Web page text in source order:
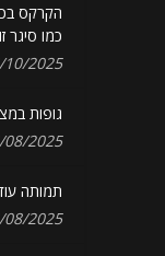
הקרקס
כמו סיגר
10/2025
גופות
08/2025
תמותה
08/2025